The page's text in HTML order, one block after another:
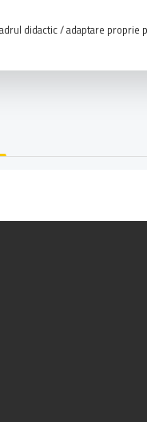
didactic / adaptare proprie